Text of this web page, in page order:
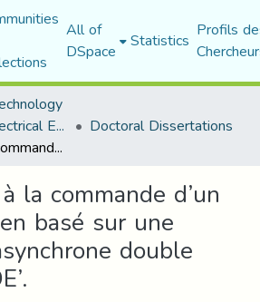
All of
DSpace Statistics Profils
Department of Electrical Engineering Doctoral Dissertations
Contribution à la commande d’un système éolien basé sur une génératrice asynchrone double étoile ‘GASDE’.
la commande d’un
basé sur une
double